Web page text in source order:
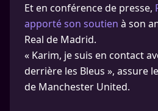
Et en conférence de presse,
apporté son soutien à son
Real de Madrid.
« Karim, je suis en contact
derrière les Bleus », assure
de Manchester United.